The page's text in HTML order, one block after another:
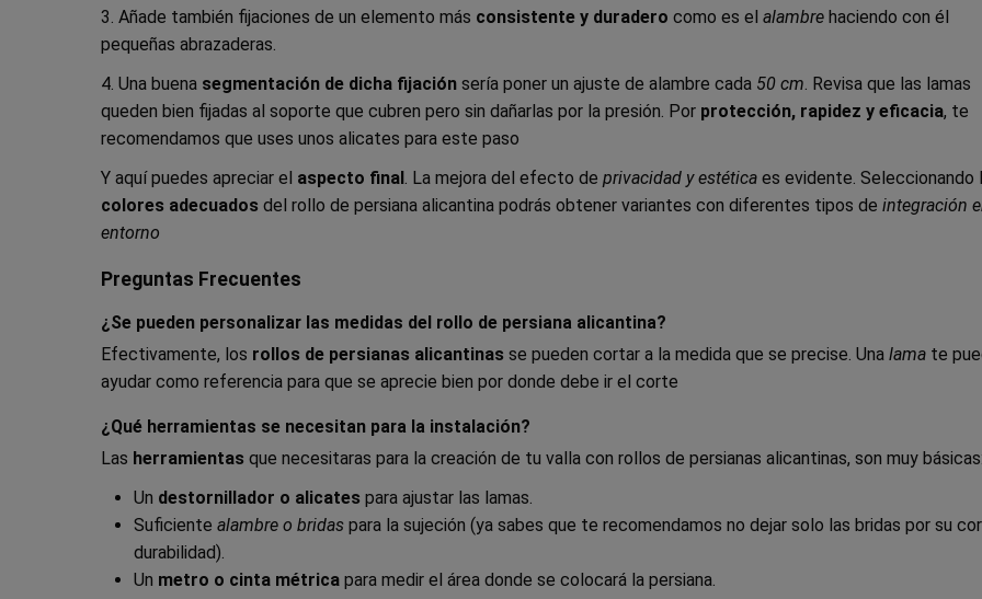
3. Añade también fijaciones de un elemento más consistente y duradero como es el alambre haciendo con él
pequeñas abrazaderas.
4. Una buena segmentación de dicha fijación sería poner un ajuste de alambre cada 50 cm. Revisa que las lamas
queden bien fijadas al soporte que cubren pero sin dañarlas por la presión. Por protección, rapidez y eficacia, te
recomendamos que uses unos alicates para este paso
Y aquí puedes apreciar el aspecto final . La mejora del efecto de privacidad y estética es evidente. Seleccionando
colores adecuados del rollo de persiana alicantina podrás obtener variantes con diferentes tipos de integración
entorno
Preguntas Frecuentes
¿Se pueden personalizar las medidas del rollo de persiana alicantina?
Efectivamente, los rollos de persianas alicantinas se pueden cortar a la medida que se precise. Una lama te
ayudar como referencia para que se aprecie bien por donde debe ir el corte
¿Qué herramientas se necesitan para la instalación?
Las herramientas que necesitaras para la creación de tu valla con rollos de persianas alicantinas, son muy básicas:
Un destornillador o alicates para ajustar las lamas.
Suficiente alambre o bridas para la sujeción (ya sabes que te recomendamos no dejar solo las bridas por su
durabilidad).
Un metro o cinta métrica para medir el área donde se colocará la persiana.